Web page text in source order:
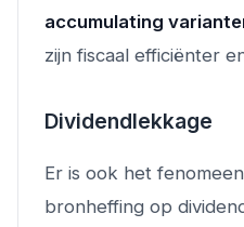
accumulating
zijn fiscaal efficiënter
Dividendlekkage
Er is ook het
bronheffing op